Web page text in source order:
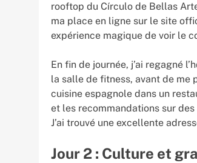
rooftop du Círculo de Bellas
ma place en ligne sur le site
expérience magique de voir le
En fin de journée, j’ai regagné
la salle de fitness, avant de me
cuisine espagnole dans un
et les recommandations sur
J’ai trouvé une excellente
Jour 2 : Culture et